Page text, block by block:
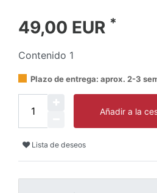
49,00 EUR *
Contenido 1
Plazo de entrega: aprox. 2-3
Añadir a la
Lista de deseos